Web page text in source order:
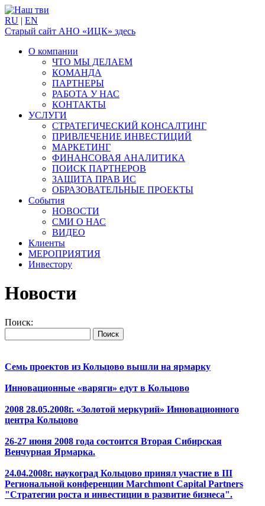
RU | EN
Старый сайт АНО «ИЦК» здесь
О компании
ЧТО МЫ ДЕЛАЕМ
КОМАНДА
ПАРТНЕРЫ
РАБОТА У НАС
КОНТАКТЫ
УСЛУГИ
СТРАТЕГИЧЕСКИЙ КОНСАЛТИНГ
ПРИВЛЕЧЕНИЕ ИНВЕСТИЦИЙ
МАРКЕТИНГ
ФИНАНСОВАЯ АНАЛИТИКА
ПОИСК ПАРТНЕРОВ
ЗАЩИТА ПРАВ ИС
ОБРАЗОВАТЕЛЬНЫЕ ПРОЕКТЫ
События
НОВОСТИ
СМИ О НАС
ВИДЕО
Клиенты
МЕРОПРИЯТИЯ
Инвестору
Новости
Поиск:
Семь проектов из Кольцово вышли на ярмарку
Инновационные «варяги» едут в Кольцово
2008 28.05.2008г. «Золотой меркурий» Инновационного
центра Кольцово
26-27 июня 2008 года состоится Вторая Сибирская
Венчурная Ярмарка.
24.04.2008г. наукоград Кольцово принял участие в III
Региональной конференции Marchmont Capital Partners
"Стратегии роста и инвестиции в развитие бизнеса".